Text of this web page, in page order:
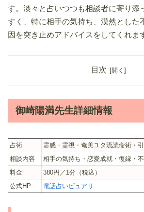
す。淡々と占いつつも相談者に寄り添
すく、特に相手の気持ち、漠然とした
因を突き止めアドバイスをしてくれま
目次
御崎陽満先生詳細情報
占術
霊感・霊視・奄美ユタ流読命術・
相談内容
相手の気持ち・恋愛成就・復縁・
料金
380円／1分（税込）
公式HP
電話占いピュアリ